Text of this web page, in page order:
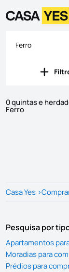
LogoIr para a
0 quintas e
Ferro
Casa Yes >
Pesquisa por
Apartamentos
Moradias para
Prédios para